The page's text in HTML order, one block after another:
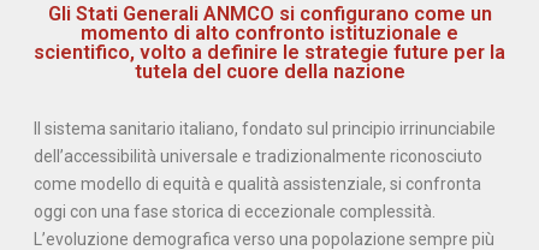
Gli Stati Generali ANMCO si configurano come un
momento di alto confronto istituzionale e
scientifico, volto a definire le strategie future per la
tutela del cuore della nazione
Il sistema sanitario italiano, fondato sul principio irrinunciabile
dell’accessibilità universale e tradizionalmente riconosciuto
come modello di equità e qualità assistenziale, si confronta
oggi con una fase storica di eccezionale complessità.
L’evoluzione demografica verso una popolazione sempre più